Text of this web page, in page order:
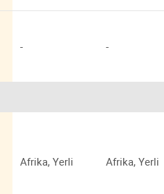
- -
Afrika, Yerli Afrika, Yerli